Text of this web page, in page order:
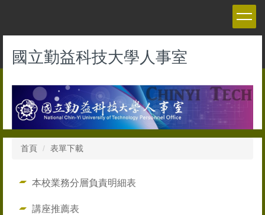
國立勤益科技大學人事室
首頁 表單下載
本校業務分層負責明細表
講座推薦表